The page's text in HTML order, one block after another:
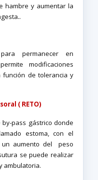
hambre y aumentar la
..
permanecer en
modificaciones
de tolerancia y
( RETO)
pass gástrico donde
estoma, con el
aumento del peso
se puede realizar
ambulatoria.